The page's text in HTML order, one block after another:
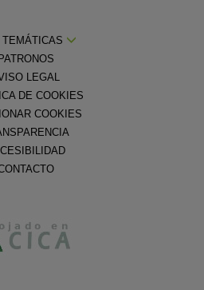
PATRONOS
LEGAL
DE COOKIES
COOKIES